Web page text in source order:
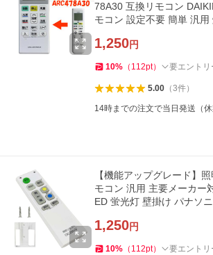
78A30 互換リモコン
モコン 設定不要 簡単 汎用
1,250円
10% （ 112pt） 要エントリ
5.00（3件）
14時までの注文で当日発送（休
【機能アップグレード】
モコン 汎用 主要メーカー
ED 蛍光灯 壁掛け パナソ
1,250円
10% （ 112pt） 要エントリ